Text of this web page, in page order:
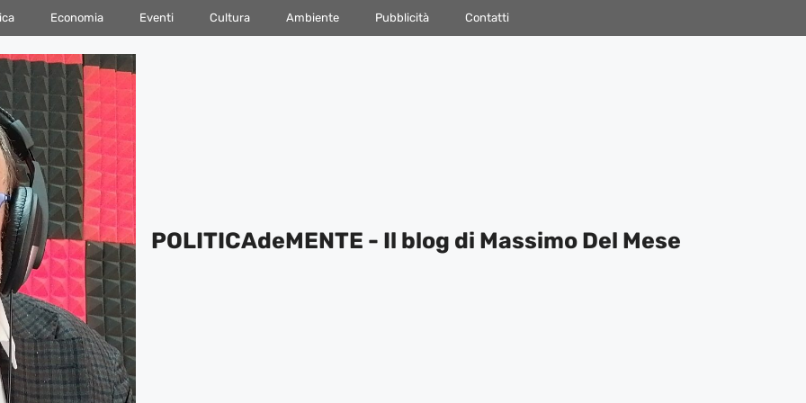
Economia Eventi Cultura Ambiente Pubblicità Contatti
POLITICAdeMENTE - Il blog di Massimo Del Mese